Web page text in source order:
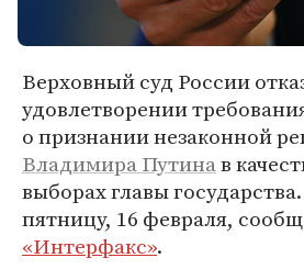
Верховный суд России
удовлетворении
о признании незаконной
Владимира Путинав
выборах главы
пятницу, 16 февраля,
«Интерфакс».